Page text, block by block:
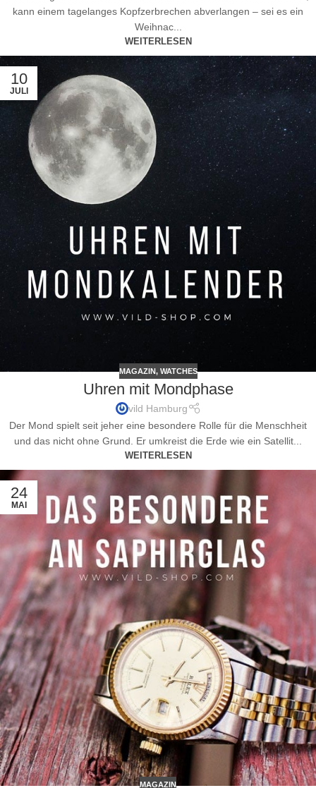
kann einem tagelanges Kopfzerbrechen abverlangen – sei es ein
Weihnac...
WEITERLESEN
10
JULI
MAGAZIN, WATCHES
Uhren mit Mondphase
vild Hamburg
Der Mond spielt seit jeher eine besondere Rolle für die Menschheit
und das nicht ohne Grund. Er umkreist die Erde wie ein Satellit...
WEITERLESEN
24
MAI
MAGAZIN